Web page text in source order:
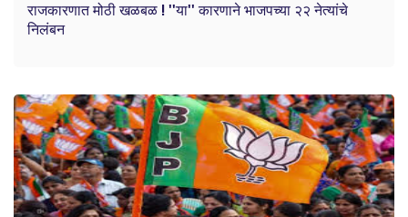
राजकारणात मोठी खळबळ ! ''या'' कारणाने भाजपच्या २२ नेत्यांचे
निलंबन